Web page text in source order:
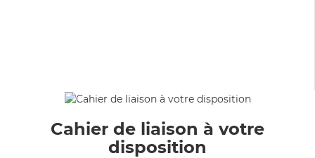
Cahier de liaison à votre
disposition